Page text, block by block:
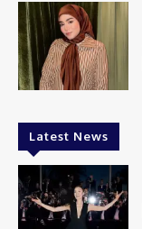
Latest News